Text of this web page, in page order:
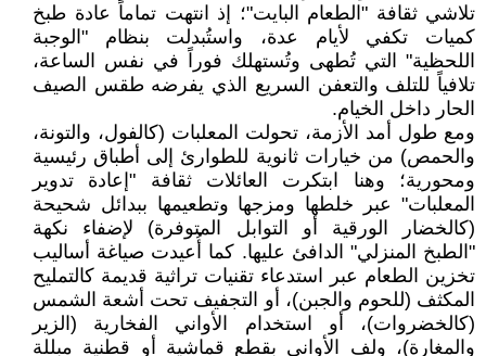
تلاشي ثقافة "الطعام البايت"؛ إذ انتهت تماماً عادة طبخ
كميات تكفي لأيام عدة، واستُبدلت بنظام "الوجبة
اللحظية" التي تُطهى وتُستهلك فوراً في نفس الساعة،
تلافياً للتلف والتعفن السريع الذي يفرضه طقس الصيف
الحار داخل الخيام.
ومع طول أمد الأزمة، تحولت المعلبات (كالفول، والتونة،
والحمص) من خيارات ثانوية للطوارئ إلى أطباق رئيسية
ومحورية؛ وهنا ابتكرت العائلات ثقافة "إعادة تدوير
المعلبات" عبر خلطها ومزجها وتطعيمها ببدائل شحيحة
(كالخضار الورقية أو التوابل المتوفرة) لإضفاء نكهة
"الطبخ المنزلي" الدافئ عليها. كما أُعيدت صياغة أساليب
تخزين الطعام عبر استدعاء تقنيات تراثية قديمة كالتمليح
المكثف (للحوم والجبن)، أو التجفيف تحت أشعة الشمس
(كالخضروات)، أو استخدام الأواني الفخارية (الزير
والمغارة)، ولف الأواني بقطع قماشية أو قطنية مبللة